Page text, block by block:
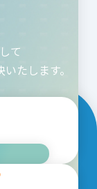
川 新潟
て
たします。